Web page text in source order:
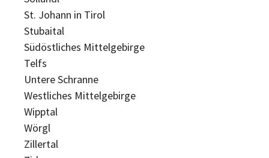
St. Johann in Tirol
Stubaital
Südöstliches Mittelgebirge
Telfs
Untere Schranne
Westliches Mittelgebirge
Wipptal
Wörgl
Zillertal